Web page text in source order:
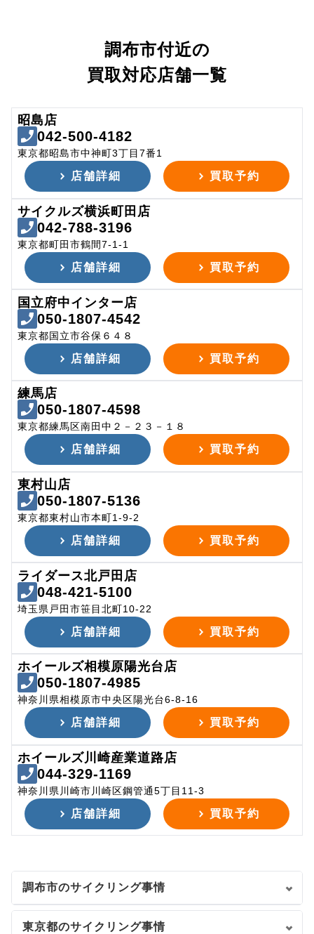
調布市付近の
買取対応店舗一覧
昭島店
042-500-4182
東京都昭島市中神町3丁目7番1
店舗詳細 買取予約
サイクルズ横浜町田店
042-788-3196
東京都町田市鶴間7-1-1
店舗詳細 買取予約
国立府中インター店
050-1807-4542
東京都国立市谷保６４８
店舗詳細 買取予約
練馬店
050-1807-4598
東京都練馬区南田中２－２３－１８
店舗詳細 買取予約
東村山店
050-1807-5136
東京都東村山市本町1-9-2
店舗詳細 買取予約
ライダース北戸田店
048-421-5100
埼玉県戸田市笹目北町10-22
店舗詳細 買取予約
ホイールズ相模原陽光台店
050-1807-4985
神奈川県相模原市中央区陽光台6-8-16
店舗詳細 買取予約
ホイールズ川崎産業道路店
044-329-1169
神奈川県川崎市川崎区鋼管通5丁目11-3
店舗詳細 買取予約
調布市のサイクリング事情
東京都のサイクリング事情